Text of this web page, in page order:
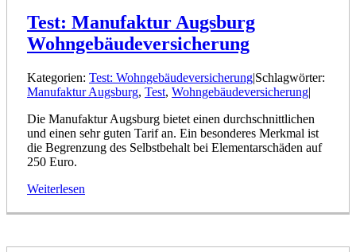
Test: Manufaktur Augsburg
Wohngebäudeversicherung
Kategorien: Test: Wohngebäudeversicherung|Schlagwörter:
Manufaktur Augsburg, Test, Wohngebäudeversicherung|
Die Manufaktur Augsburg bietet einen durchschnittlichen
und einen sehr guten Tarif an. Ein besonderes Merkmal ist
die Begrenzung des Selbstbehalt bei Elementarschäden auf
250 Euro.
Weiterlesen